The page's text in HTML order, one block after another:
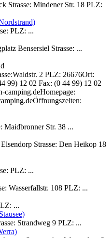
Strasse: Mindener Str. 18 PLZ:
PLZ: ...
Bensersiel Strasse: ...
2 PLZ: 26676Ort:
99) 12 02 Fax: (0 44 99) 12 02
camping.deHomepage:
Maidbronner Str. 38 ...
Strasse: Den Heikop 18
PLZ: ...
Wasserfallstr. 108 PLZ: ...
...
Strandweg 9 PLZ: ...